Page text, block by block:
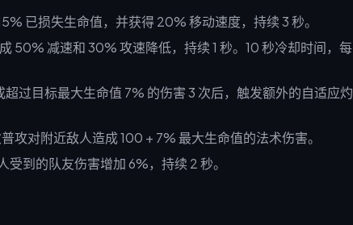
已损失生命值，并获得 20% 移动速度，持续 3 秒。
50% 减速和 30% 攻速降低，持续 1 秒。10 秒冷却时间，每
超过目标最大生命值 7% 的伤害 3 次后，触发额外的自适应灼
攻对附近敌人造成 100 + 7% 最大生命值的法术伤害。
受到的队友伤害增加 6%，持续 2 秒。